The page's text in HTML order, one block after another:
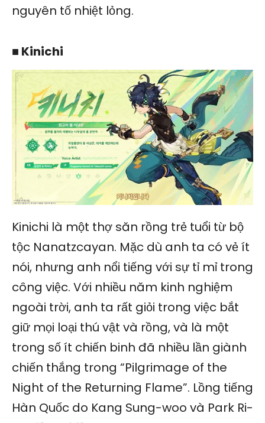
nguyên tố nhiệt lỏng.
■ Kinichi
Kinichi là một thợ săn rồng trẻ tuổi từ bộ
tộc Nanatzcayan. Mặc dù anh ta có vẻ ít
nói, nhưng anh nổi tiếng với sự tỉ mỉ trong
công việc. Với nhiều năm kinh nghiệm
ngoài trời, anh ta rất giỏi trong việc bắt
giữ mọi loại thú vật và rồng, và là một
trong số ít chiến binh đã nhiều lần giành
chiến thắng trong “Pilgrimage of the
Night of the Returning Flame”. Lồng tiếng
Hàn Quốc do Kang Sung-woo và Park Ri-